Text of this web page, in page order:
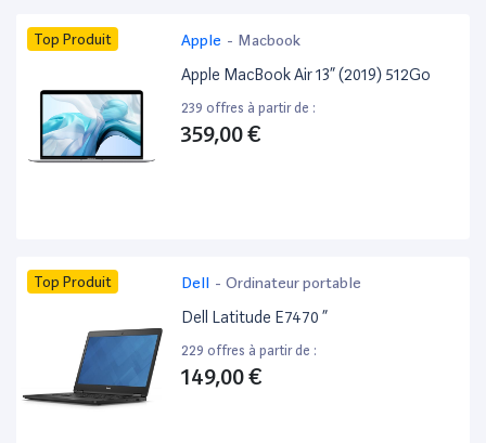
Top Produit Apple - Macbook
Apple MacBook Air 13” (2019) 512Go
239 offres à partir de :
359,00 €
Top Produit Dell - Ordinateur portable
Dell Latitude E7470 ”
229 offres à partir de :
149,00 €